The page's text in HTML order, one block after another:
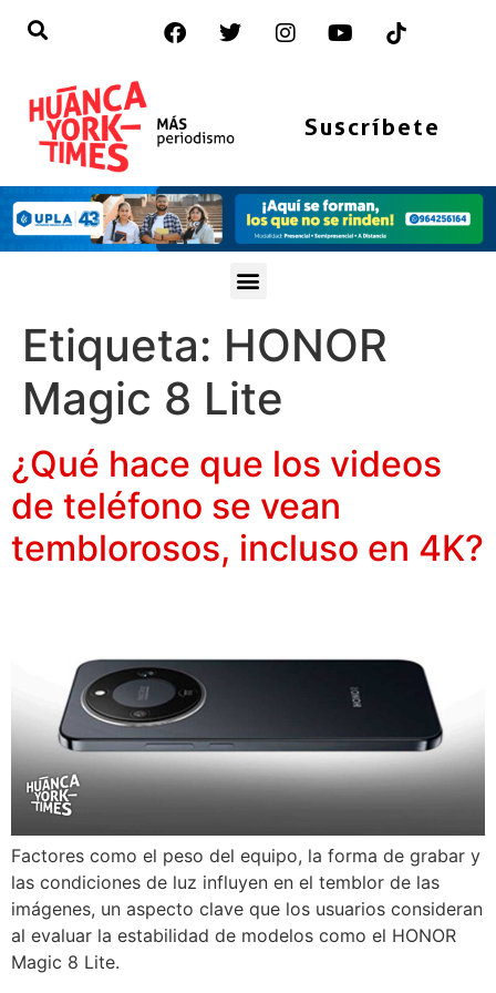
Suscríbete
Etiqueta: HONOR
Magic 8 Lite
¿Qué hace que los videos
de teléfono se vean
temblorosos, incluso en 4K?
Factores como el peso del equipo, la forma de grabar y
las condiciones de luz influyen en el temblor de las
imágenes, un aspecto clave que los usuarios consideran
al evaluar la estabilidad de modelos como el HONOR
Magic 8 Lite.